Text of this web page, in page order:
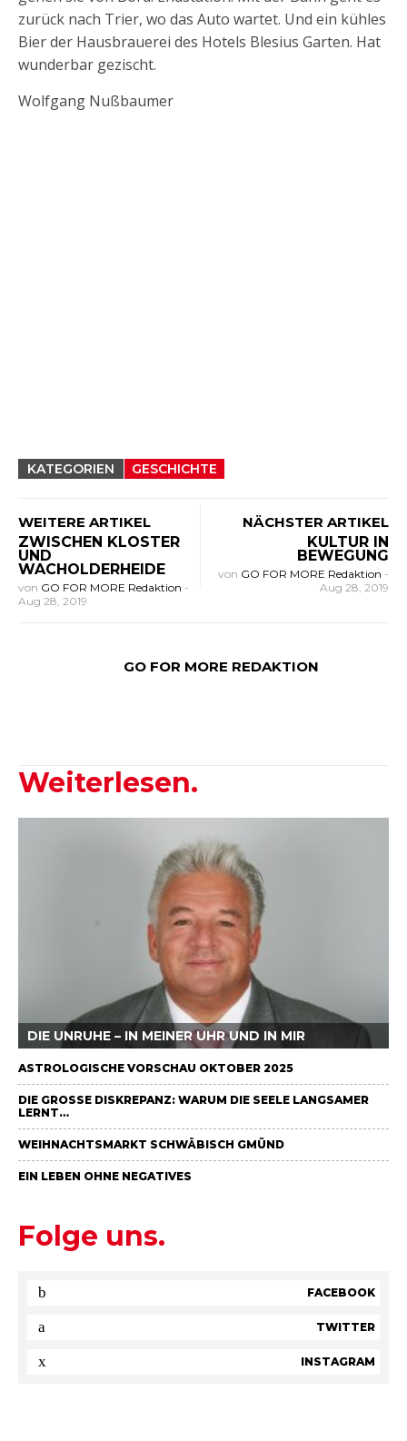
zurück nach Trier, wo das Auto wartet. Und ein kühles
Bier der Hausbrauerei des Hotels Blesius Garten. Hat
wunderbar gezischt.
Wolfgang Nußbaumer
KATEGORIEN GESCHICHTE
WEITERE ARTIKEL
ZWISCHEN KLOSTER
UND
WACHOLDERHEIDE
von GO FOR MORE Redaktion -
Aug 28, 2019
NÄCHSTER ARTIKEL
KULTUR IN
BEWEGUNG
von GO FOR MORE Redaktion -
Aug 28, 2019
GO FOR MORE REDAKTION
Weiterlesen.
DIE UNRUHE – IN MEINER UHR UND IN MIR
ASTROLOGISCHE VORSCHAU OKTOBER 2025
DIE GROSSE DISKREPANZ: WARUM DIE SEELE LANGSAMER L
ERNT…
WEIHNACHTSMARKT SCHWÄBISCH GMÜND
EIN LEBEN OHNE NEGATIVES
Folge uns.
FACEBOOK
TWITTER
INSTAGRAM